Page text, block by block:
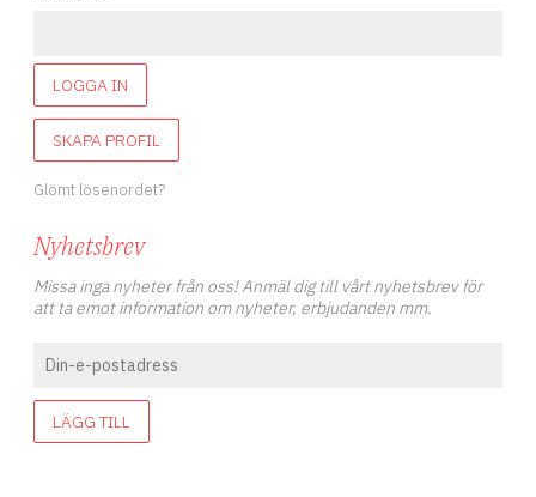
LOGGA IN
SKAPA PROFIL
Glömt lösenordet?
Nyhetsbrev
Missa inga nyheter från oss! Anmäl dig till vårt nyhetsbrev för
att ta emot information om nyheter, erbjudanden mm.
LÄGG TILL